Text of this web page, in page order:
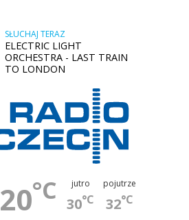
SŁUCHAJ TERAZ
ELECTRIC LIGHT
ORCHESTRA - LAST TRAIN
TO LONDON
20°C jutro
30°C
pojutrze
32°C